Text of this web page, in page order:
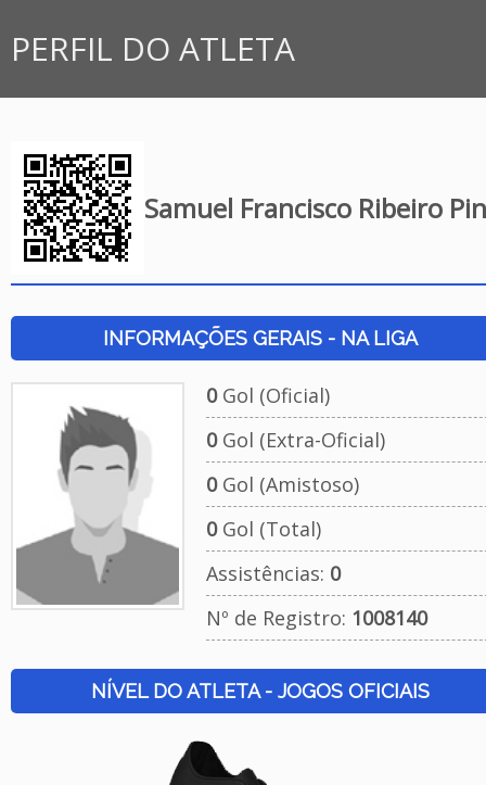
PERFIL DO ATLETA
Samuel Francisco Ribeiro
INFORMAÇÕES GERAIS - NA LIGA
0Gol (Oficial)
0Gol (Extra-Oficial)
0Gol (Amistoso)
0Gol (Total)
Assistências: 0
Nº de Registro: 1008140
NÍVEL DO ATLETA - JOGOS OFICIAIS